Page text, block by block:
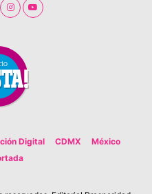
Digital CDMX
México